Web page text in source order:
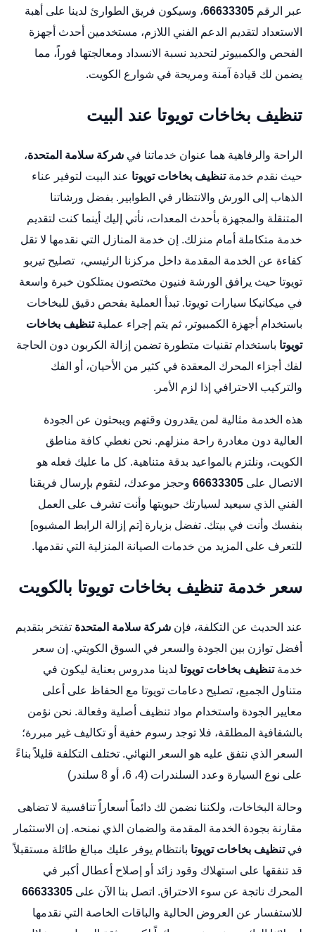
عبر الرقم 66633305، وسيكون فريق الطوارئ لدينا على أهبة
الاستعداد لتقديم الدعم الفني اللازم، مستخدمين أحدث أجهزة
الفحص والكمبيوتر لتحديد نسبة الانسداد ومعالجتها فوراً، مما
يضمن لك قيادة آمنة ومريحة في شوارع الكويت.
تنظيف بخاخات تويوتا عند البيت
الراحة والرفاهية هما عنوان خدماتنا في شركة سلامة المتحدة،
حيث نقدم خدمةتنظيف بخاخات تويوتا عند البيت لتوفير عناء
الذهاب إلى الورش والانتظار في الطوابير. بفضل ورشاتنا
المتنقلة والمجهزة بأحدث المعدات، نأتي إليك أينما كنت لتقديم
خدمة متكاملة أمام منزلك. إن خدمة المنازل التي نقدمها لا تقل
كفاءة عن الخدمة المقدمة داخل مركزنا الرئيسي، تصليح تيربو
تويوتا حيث يرافق الورشة فنيون مختصون يمتلكون خبرة واسعة
في ميكانيكا سيارات تويوتا. تبدأ العملية بفحص دقيق للبخاخات
باستخدام أجهزة الكمبيوتر، ثم يتم إجراء عمليةتنظيف بخاخات
تويوتا باستخدام تقنيات متطورة تضمن إزالة الكربون دون الحاجة
لفك أجزاء المحرك المعقدة في كثير من الأحيان، أو الفك
والتركيب الاحترافي إذا لزم الأمر.
هذه الخدمة مثالية لمن يقدرون وقتهم ويبحثون عن الجودة
العالية دون مغادرة راحة منزلهم. نحن نغطي كافة مناطق
الكويت، ونلتزم بالمواعيد بدقة متناهية. كل ما عليك فعله هو
الاتصال على 66633305وحجز موعدك، لنقوم بإرسال فريقنا
الفني الذي سيعيد لسيارتك حيويتها وأنت تشرف على العمل
بنفسك وأنت في بيتك. تفضل بزيارة [تم إزالة الرابط المشبوه]
للتعرف على المزيد من خدمات الصيانة المنزلية التي نقدمها.
سعر خدمة تنظيف بخاخات تويوتا بالكويت
عند الحديث عن التكلفة، فإن شركة سلامة المتحدة تفتخر بتقديم
أفضل توازن بين الجودة والسعر في السوق الكويتي. إن سعر
خدمةتنظيف بخاخات تويوتا لدينا مدروس بعناية ليكون في
متناول الجميع، تصليح دعامات تويوتا مع الحفاظ على أعلى
معايير الجودة واستخدام مواد تنظيف أصلية وفعالة. نحن نؤمن
بالشفافية المطلقة، فلا توجد رسوم خفية أو تكاليف غير مبررة؛
السعر الذي نتفق عليه هو السعر النهائي. تختلف التكلفة قليلاً بناءً
على نوع السيارة وعدد السلندرات (4، 6، أو 8 سلندر)
وحالة البخاخات، ولكننا نضمن لك دائماً أسعاراً تنافسية لا تضاهى
مقارنة بجودة الخدمة المقدمة والضمان الذي نمنحه. إن الاستثمار
فيتنظيف بخاخات تويوتا بانتظام يوفر عليك مبالغ طائلة مستقبلاً
قد تنفقها على استهلاك وقود زائد أو إصلاح أعطال أكبر في
المحرك ناتجة عن سوء الاحتراق. اتصل بنا الآن على 66633305
للاستفسار عن العروض الحالية والباقات الخاصة التي نقدمها